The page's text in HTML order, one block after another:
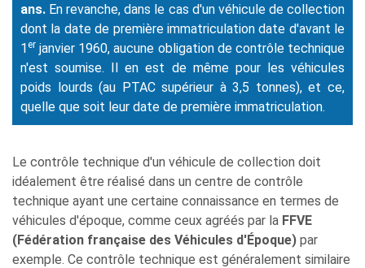
ans. En revanche, dans le cas d'un véhicule de collection
dont la date de première immatriculation date d'avant le
1er janvier 1960, aucune obligation de contrôle technique
n'est soumise. Il en est de même pour les véhicules
poids lourds (au PTAC supérieur à 3,5 tonnes), et ce,
quelle que soit leur date de première immatriculation.
Le contrôle technique d'un véhicule de collection doit
idéalement être réalisé dans un centre de contrôle
technique ayant une certaine connaissance en termes de
véhicules d'époque, comme ceux agréés par la FFVE
(Fédération française des Véhicules d'Époque) par
exemple. Ce contrôle technique est généralement similaire